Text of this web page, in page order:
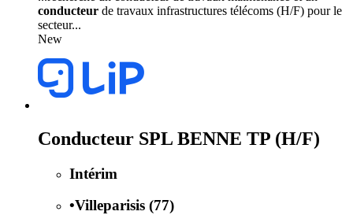
conducteur de travaux infrastructures télécoms (H/F) pour le
secteur...
New
Conducteur SPL BENNE TP (H/F)
Intérim
•Villeparisis (77)